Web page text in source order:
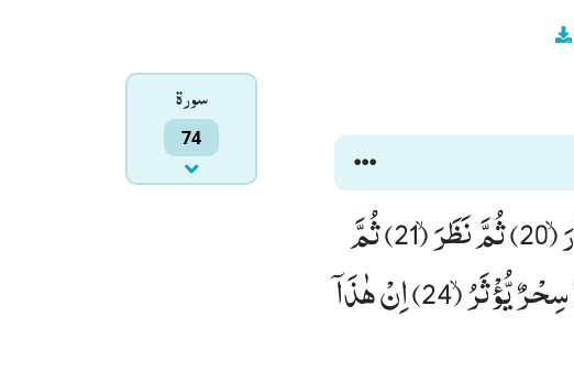
سورۃ
74
اِنَّهٗ فَكَّرَ وَ قَدَّرَۙ (18) فَقُتِلَ كَیْفَ قَدَّرَۙ (19) ثُمَّ قُتِلَ كَیْفَ قَدَّرَۙ (20) ثُمَّ نَظَرَۙ (21) ثُمَّ
عَبَسَ وَ بَسَرَۙ (22) ثُمَّ اَدْبَرَ وَ اسْتَكْبَرَۙ (23) فَقَالَ اِنْ هٰذَاۤ اِلَّا سِحْرٌ یُّؤْثَرُۙ (24) اِنْ هٰذَاۤ